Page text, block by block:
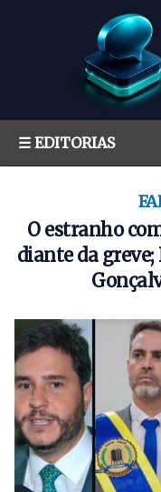
☰ EDITORIAS
O estranho
diante da greve;